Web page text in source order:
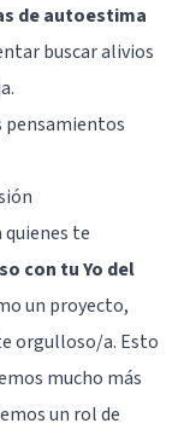
de autoestima
buscar alivios
pensamientos
te
con tu Yo del
un proyecto,
orgulloso/a. Esto
mucho más
un rol de